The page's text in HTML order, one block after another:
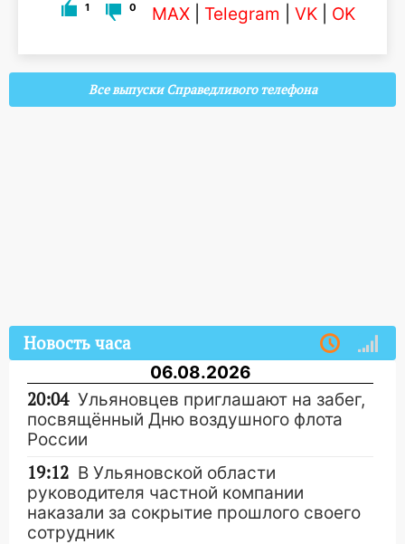
1 0 MAX Telegram VK OK
Все выпуски Справедливого телефона
Новость часа
06.08.2026
20:04 Ульяновцев приглашают на забег,
посвящённый Дню воздушного флота
России
19:12 В Ульяновской области
руководителя частной компании
наказали за сокрытие прошлого своего
сотрудник